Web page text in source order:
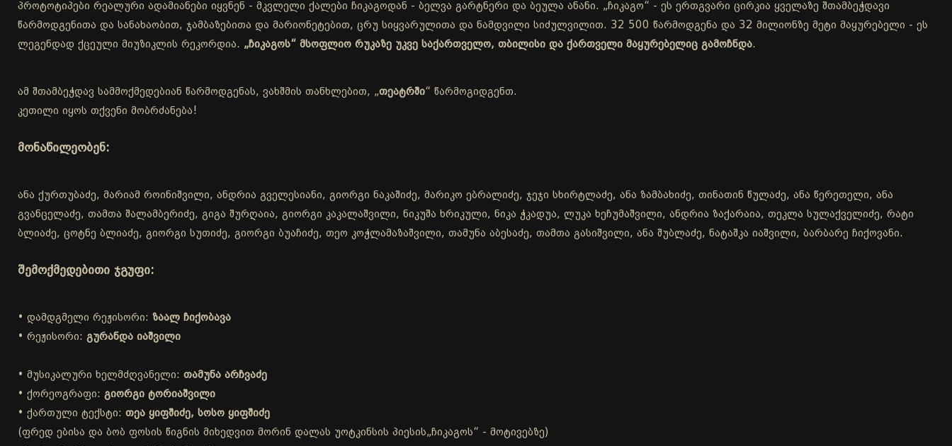
პროტოტიპები რეალური ადამიანები იყვნენ - მკვლელი ქალები ჩიკაგოდან - ბელვა გარტნერი და ბეულა ანანი. „ჩიკაგო“ - ეს ერთგვარი ცირკია ყველაზე შთამბეჭდავი
წარმოდგენითა და სანახაობით, ჯამბაზებითა და მარიონეტებით, ცრუ სიყვარულითა და ნამდვილი სიძულვილით. 32 500 წარმოდგენა და 32 მილიონზე მეტი მაყურებელი - ეს
ლეგენდად ქცეული მიუზიკლის რეკორდია. „ჩიკაგოს“ მსოფლიო რუკაზე უკვე საქართველო, თბილისი და ქართველი მაყურებელიც გამოჩნდა.
ამ შთამბეჭდავ სამმოქმედებიან წარმოდგენას, ვახშმის თანხლებით, „თეატრში“ წარმოგიდგენთ.
კეთილი იყოს თქვენი მობრძანება!
მონაწილეობენ:
ანა ქურთუბაძე, მარიამ როინიშვილი, ანდრია გველესიანი, გიორგი ნაკაშიძე, მარიკო ებრალიძე, ჯეჯი სხირტლაძე, ანა ზამბახიძე, თინათინ წულაძე, ანა წერეთელი, ანა
გვანცელაძე, თამთა შალამბერიძე, გიგა შურღაია, გიორგი კაკალაშვილი, ნიკუშა ხრიკული, ნიკა ჭკადუა, ლუკა ხეჩუმაშვილი, ანდრია ზაქარაია, თეკლა სულაქველიძე, რატი
ბლიაძე, ცოტნე ბლიაძე, გიორგი სუთიძე, გიორგი ბუაჩიძე, თეო კოჭლამაზაშვილი, თამუნა აბესაძე, თამთა გასიშვილი, ანა შუბლაძე, ნატაშკა იაშვილი, ბარბარე ჩიქოვანი.
შემოქმედებითი ჯგუფი:
• დამდგმელი რეჟისორი: ზაალ ჩიქობავა
• რეჟისორი: გურანდა იაშვილი
• მუსიკალური ხელმძღვანელი: თამუნა არჩვაძე
• ქორეოგრაფი: გიორგი ტორიაშვილი
• ქართული ტექსტი: თეა ყიფშიძე, სოსო ყიფშიძე
(ფრედ ებისა და ბობ ფოსის წიგნის მიხედვით მორინ დალას უოტკინსის პიესის„ჩიკაგოს“ - მოტივებზე)